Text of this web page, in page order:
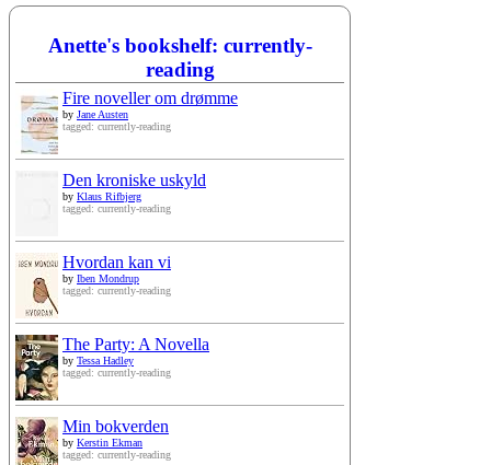
Anette's bookshelf: currently-
reading
Fire noveller om drømme
by Jane Austen
tagged: currently-reading
Den kroniske uskyld
by Klaus Rifbjerg
tagged: currently-reading
Hvordan kan vi
by Iben Mondrup
tagged: currently-reading
The Party: A Novella
by Tessa Hadley
tagged: currently-reading
Min bokverden
by Kerstin Ekman
tagged: currently-reading